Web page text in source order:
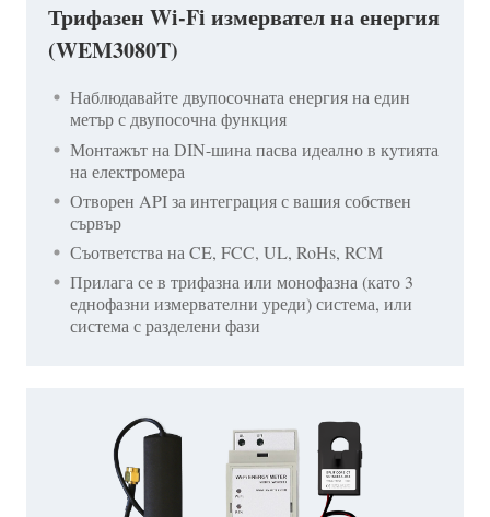
Трифазен Wi-Fi измервател на енергия
(WEM3080T)
Наблюдавайте двупосочната енергия на един
метър с двупосочна функция
Монтажът на DIN-шина пасва идеално в кутията
на електромера
Отворен API за интеграция с вашия собствен
сървър
Съответства на CE, FCC, UL, RoHs, RCM
Прилага се в трифазна или монофазна (като 3
еднофазни измервателни уреди) система, или
система с разделени фази